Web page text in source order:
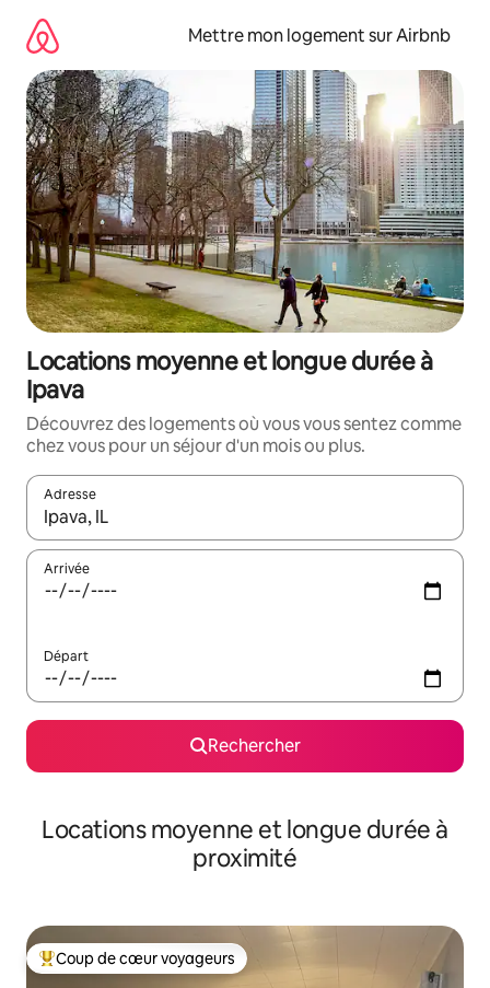
directement
contenu
Mettre mon logement sur Airbnb
Locations moyenne et longue durée à
Ipava
Découvrez des logements où vous vous sentez comme
chez vous pour un séjour d'un mois ou plus.
Adresse
Lorsque les résultats s'affichent, utilisez les flèches vers le
Arrivée
Départ
Rechercher
Locations moyenne et longue durée à
proximité
Coups de cœur voyageurs les plus appréciés
Coup de cœur voyageurs